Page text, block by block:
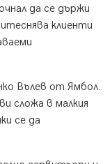
да се държи
клиенти
Вълев от Ямбол.
сложа в малкия
се да